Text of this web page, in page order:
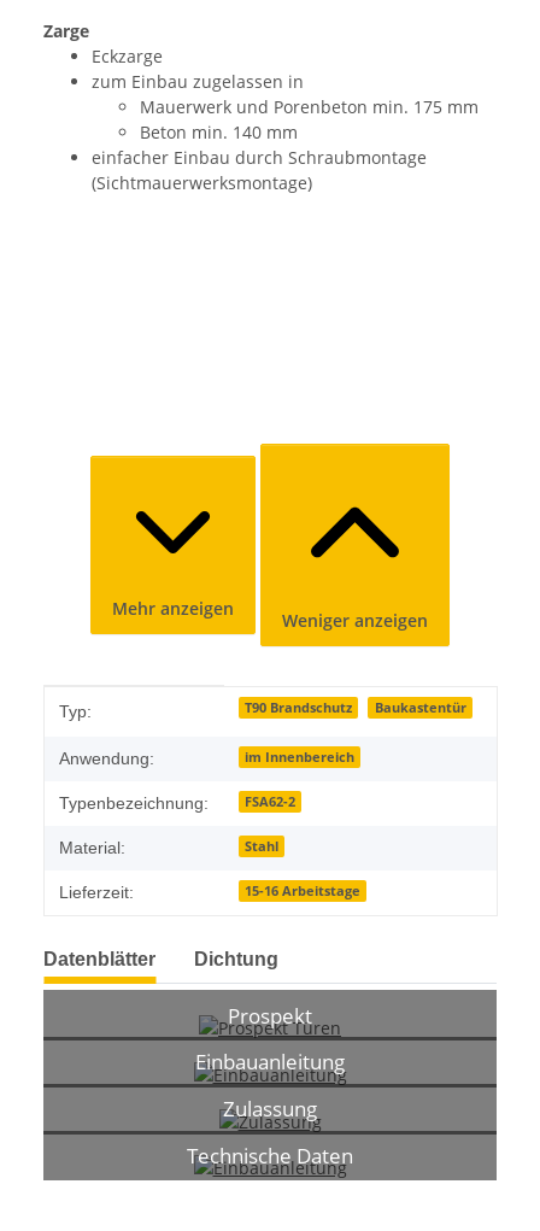
Zarge
Eckzarge
zum Einbau zugelassen in
Mauerwerk und Porenbeton min. 175 mm
Beton min. 140 mm
einfacher Einbau durch Schraubmontage
(Sichtmauerwerksmontage)
Mehr anzeigen
Weniger anzeigen
Produkteigenschaft
Wert
Typ: T90 Brandschutz Baukastentür
Anwendung: im Innenbereich
Typenbezeichnung: FSA62-2
Material: Stahl
Lieferzeit: 15-16 Arbeitstage
Datenblätter Dichtung
Prospekt
Einbauanleitung
Zulassung
Technische Daten